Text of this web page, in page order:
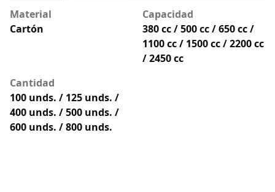
Material
Cartón
Capacidad
380 cc / 500 cc / 650 cc /
1100 cc / 1500 cc / 2200 cc
/ 2450 cc
Cantidad
100 unds. / 125 unds. /
400 unds. / 500 unds. /
600 unds. / 800 unds.